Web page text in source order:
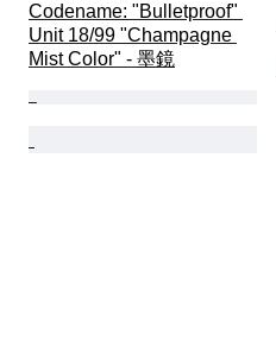
Codename: "Bulletproof"
Unit 18/99 "Champagne
Mist Color" - 墨鏡